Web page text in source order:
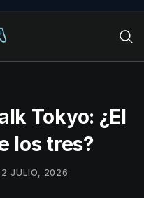
Tokyo: ¿El
los tres?
2 JULIO, 2026